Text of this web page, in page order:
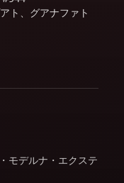
ト、グアナファト
モデルナ・エクステ